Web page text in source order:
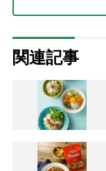
関連記事